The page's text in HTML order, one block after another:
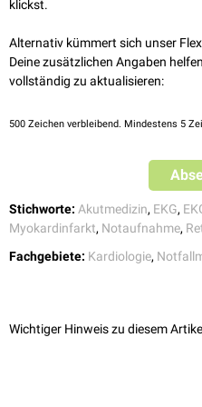
Simon,
A proposal for better
Journal of Electrocardiology,
Zhang et al.,
Acute inferior
solitary ST-elevation in lead III: A
klickst.
Alternativ kümmert sich unser
Deine zusätzlichen Angaben
vollständig zu aktualisieren:
500 Zeichen verbleibend. Mindestens 5
Stichworte: Akutmedizin, EKG,
Myokardinfarkt, Notaufnahme,
Fachgebiete: Kardiologie,
Wichtiger Hinweis zu diesem